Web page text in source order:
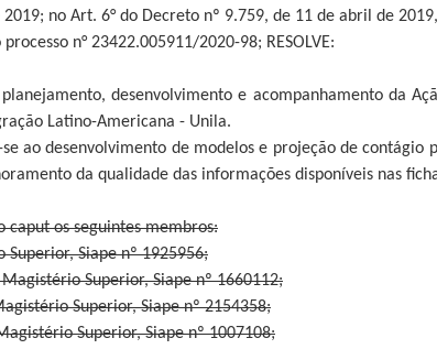
no Art. 6° do Decreto nº 9.759, de 11 de abril de
n° 23422.005911/2020-98; RESOLVE:
desenvolvimento e acompanhamento da
Latino-Americana - Unila.
ao desenvolvimento de modelos e projeção de contágio
da qualidade das informações disponíveis nas
caput os seguintes membros:
Superior, Siape nº 1925956;
Magistério Superior, Siape nº 1660112;
Superior, Siape nº 2154358;
Superior, Siape nº 1007108;